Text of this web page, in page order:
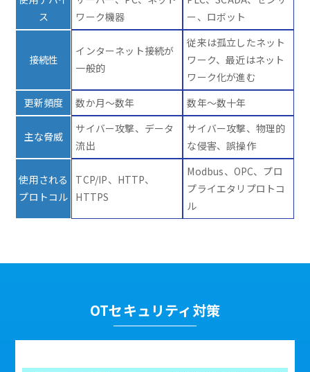
ス
ワーク機器
ー、ロボット
接続性
インターネット接続が
一般的
従来は孤立したネット
ワーク、最近はネット
ワーク化が進む
更新頻度
数か月～数年 数年～数十年
主な脅威
サイバー攻撃、データ
流出
サイバー攻撃、物理的
な侵害、誤操作
使用される
プロトコル
TCP/IP、HTTP、
HTTPS
Modbus、OPC、プロ
プライエタリプロトコ
ル
OTセキュリティ対策